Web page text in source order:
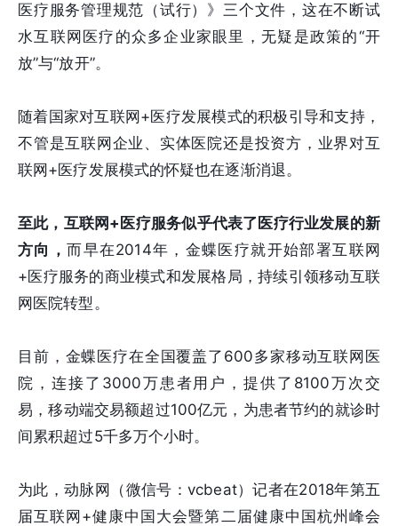
医疗服务管理规范（试行）》三个文件，这在不断试
水互联网医疗的众多企业家眼里，无疑是政策的“开
放”与“放开”。
随着国家对互联网+医疗发展模式的积极引导和支持，
不管是互联网企业、实体医院还是投资方，业界对互
联网+医疗发展模式的怀疑也在逐渐消退。
至此，互联网+医疗服务似乎代表了医疗行业发展的新
方向，而早在2014年，金蝶医疗就开始部署互联网
+医疗服务的商业模式和发展格局，持续引领移动互联
网医院转型。
目前，金蝶医疗在全国覆盖了600多家移动互联网医
院，连接了3000万患者用户，提供了8100万次交
易，移动端交易额超过100亿元，为患者节约的就诊时
间累积超过5千多万个小时。
为此，动脉网（微信号：vcbeat）记者在2018年第五
届互联网+健康中国大会暨第二届健康中国杭州峰会